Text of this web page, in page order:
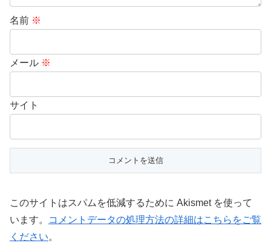
名前 ※
メール ※
サイト
このサイトはスパムを低減するために Akismet を使って
います。
コメントデータの処理方法の詳細はこちらをご覧
ください。